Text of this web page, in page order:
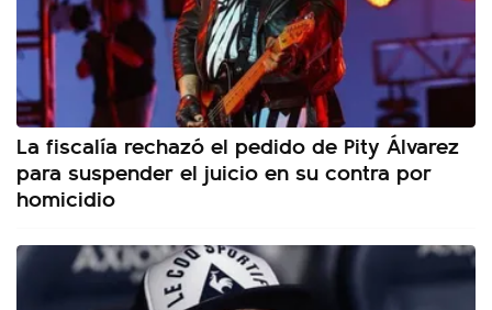
La fiscalía rechazó el pedido de Pity Álvarez
para suspender el juicio en su contra por
homicidio